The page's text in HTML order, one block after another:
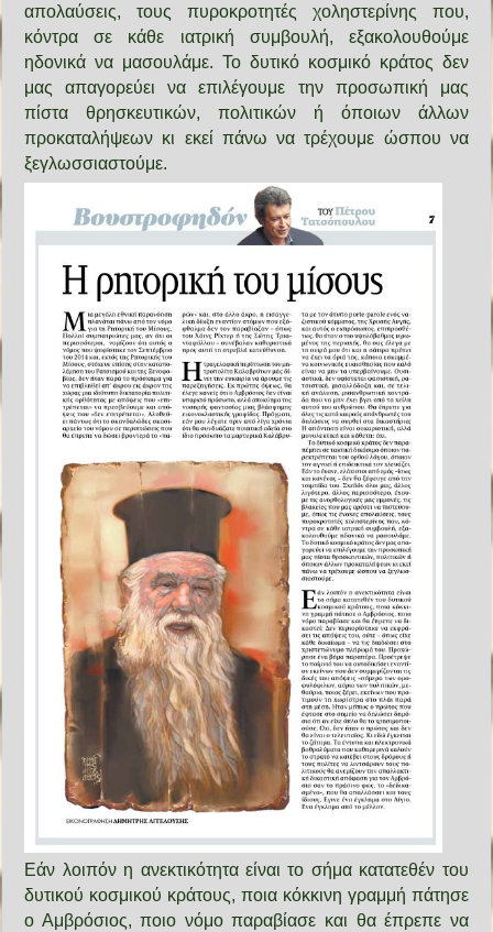
απολαύσεις, τους πυροκροτητές χοληστερίνης που,
κόντρα σε κάθε ιατρική συμβουλή, εξακολουθούμε
ηδονικά να μασουλάμε. Το δυτικό κοσμικό κράτος δεν
μας απαγορεύει να επιλέγουμε την προσωπική μας
πίστα θρησκευτικών, πολιτικών ή όποιων άλλων
προκαταλήψεων κι εκεί πάνω να τρέχουμε ώσπου να
ξεγλωσσιαστούμε.
Εάν λοιπόν η ανεκτικότητα είναι το σήμα κατατεθέν του
δυτικού κοσμικού κράτους, ποια κόκκινη γραμμή πάτησε
ο Αμβρόσιος, ποιο νόμο παραβίασε και θα έπρεπε να